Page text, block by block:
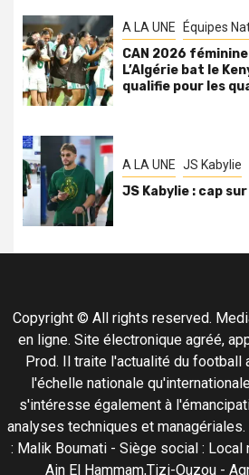
A LA UNE Équipes
CAN 2026
L’Algérie bat le
qualifie pour les
A LA UNE JS Kabylie
JS Kabylie : cap
Copyright © All rights reserved.
en ligne. Site électronique agréé,
Prod. Il traite l'actualité du football
l'échelle nationale
s'intéresse également à
analyses techniques et
: Malik Boumati - Siège social : Local
Ain El Hammam,Tizi-Ouzou -